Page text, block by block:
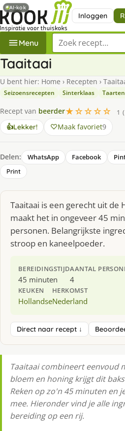
Inloggen
Menu Zoek een recept
Taaitaai
U bent hier: Home › Recepten ›
Seizoensrecepten Sinterklaas
Recept van beerder★☆☆☆☆
1
👍Lekker! Maak favoriet9
Delen: WhatsApp Facebook
Print
Taaitaai is een gerecht uit de
maakt het in ongeveer 45
personen. Belangrijkste
stroop en kaneelpoeder.
BEREIDINGSTIJD
45 minuten
AANTAL
4
KEUKEN
Hollandse
HERKOMST
Nederland
Direct naar recept ↓
Taaitaai combineert eenvoud
bloem en honing krijgt dit
Reken op zo'n 45 minuten en
mee. Hieronder vind je alle
bereiding op een rij.
AI-kok